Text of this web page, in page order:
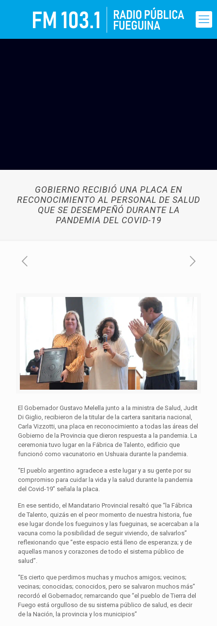
GOBIERNO RECIBIÓ UNA PLACA EN
RECONOCIMIENTO AL PERSONAL DE SALUD
QUE SE DESEMPEÑÓ DURANTE LA
PANDEMIA DEL COVID-19
El Gobernador Gustavo Melella junto a la ministra de Salud, Judit
Di Giglio, recibieron de la titular de la cartera sanitaria nacional,
Carla Vizzotti, una placa en reconocimiento a todas las áreas del
Gobierno de la Provincia que dieron respuesta a la pandemia. La
ceremonia tuvo lugar en la Fábrica de Talento, edificio que
funcionó como vacunatorio en Ushuaia durante la pandemia.
“El pueblo argentino agradece a este lugar y a su gente por su
compromiso para cuidar la vida y la salud durante la pandemia
del Covid-19” señala la placa.
En ese sentido, el Mandatario Provincial resaltó que “la Fábrica
de Talento, quizás en el peor momento de nuestra historia, fue
ese lugar donde los fueguinos y las fueguinas, se acercaban a la
vacuna como la posibilidad de seguir viviendo, de salvarlos”
reflexionando que “este espacio está lleno de esperanza; y de
aquellas manos y corazones de todo el sistema público de
salud”.
“Es cierto que perdimos muchas y muchos amigos; vecinos;
vecinas; conocidas; conocidos, pero se salvaron muchos más”
recordó el Gobernador, remarcando que “el pueblo de Tierra del
Fuego está orgulloso de su sistema público de salud, es decir
de la Nación, la provincia y los municipios”